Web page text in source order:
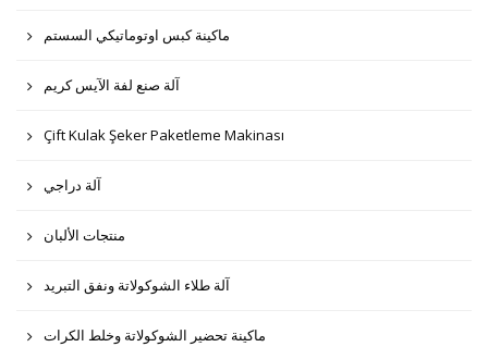
ماكينة كبس اوتوماتيكي السستم
آلة صنع لفة الآيس كريم
Çift Kulak Şeker Paketleme Makinası
آلة دراجي
منتجات الألبان
آلة طلاء الشوكولاتة ونفق التبريد
ماكينة تحضير الشوكولاتة وخلط الكرات